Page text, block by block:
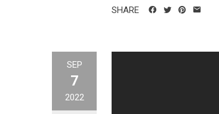
SHARE
SEP
7
2022